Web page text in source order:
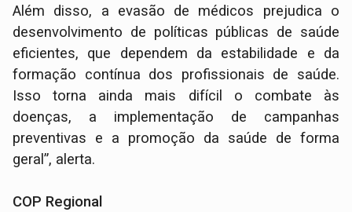
Além disso, a evasão de médicos prejudica o
desenvolvimento de políticas públicas de saúde
eficientes, que dependem da estabilidade e da
formação contínua dos profissionais de saúde.
Isso torna ainda mais difícil o combate às
doenças, a implementação de campanhas
preventivas e a promoção da saúde de forma
geral”, alerta.
COP Regional